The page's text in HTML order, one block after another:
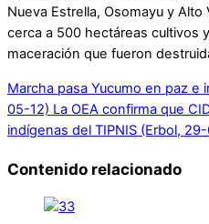
Nueva Estrella, Osomayu y
cerca a 500 hectáreas cultivos
maceración que fueron
Marcha pasa Yucumo en paz e
05-12) La OEA confirma que
indígenas del TIPNIS (Erbol,
Contenido relacionado